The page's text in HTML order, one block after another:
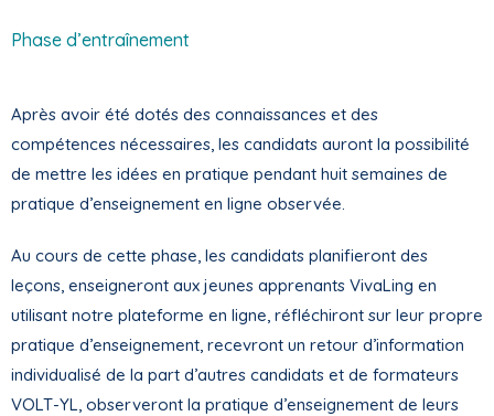
Phase d’entraînement
Après avoir été dotés des connaissances et des
compétences nécessaires, les candidats auront la possibilité
de mettre les idées en pratique pendant huit semaines de
pratique d’enseignement en ligne observée.
Au cours de cette phase, les candidats planifieront des
leçons, enseigneront aux jeunes apprenants VivaLing en
utilisant notre plateforme en ligne, réfléchiront sur leur propre
pratique d’enseignement, recevront un retour d’information
individualisé de la part d’autres candidats et de formateurs
VOLT-YL, observeront la pratique d’enseignement de leurs